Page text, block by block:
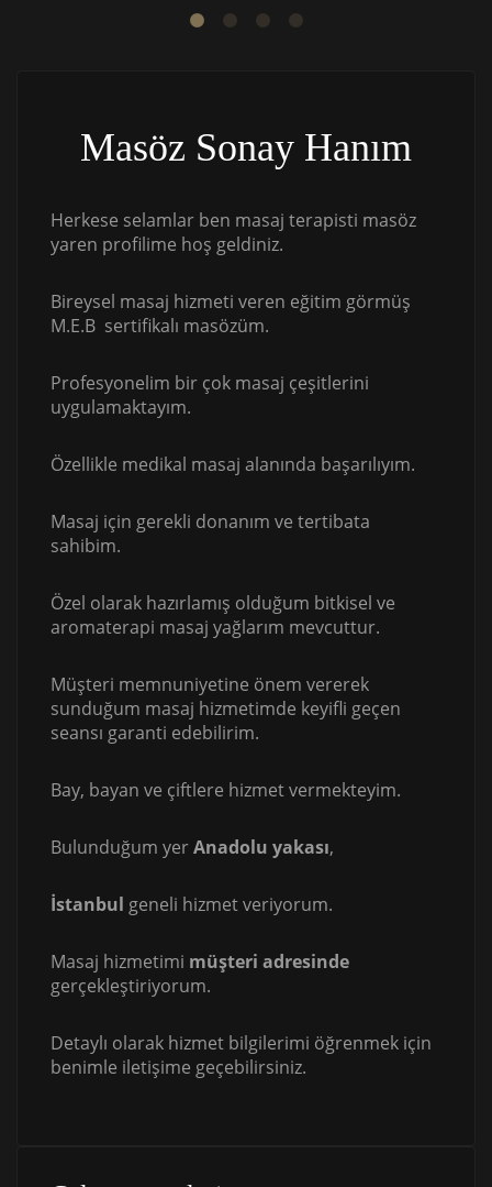
Masöz Sonay Hanım
Herkese selamlar ben masaj terapisti masöz
yaren profilime hoş geldiniz.
Bireysel masaj hizmeti veren eğitim görmüş
M.E.B sertifikalı masözüm.
Profesyonelim bir çok masaj çeşitlerini
uygulamaktayım.
Özellikle medikal masaj alanında başarılıyım.
Masaj için gerekli donanım ve tertibata
sahibim.
Özel olarak hazırlamış olduğum bitkisel ve
aromaterapi masaj yağlarım mevcuttur.
Müşteri memnuniyetine önem vererek
sunduğum masaj hizmetimde keyifli geçen
seansı garanti edebilirim.
Bay, bayan ve çiftlere hizmet vermekteyim.
Bulunduğum yerAnadolu yakası,
İstanbul geneli hizmet veriyorum.
Masaj hizmetimi müşteri adresinde
gerçekleştiriyorum.
Detaylı olarak hizmet bilgilerimi öğrenmek için
benimle iletişime geçebilirsiniz.